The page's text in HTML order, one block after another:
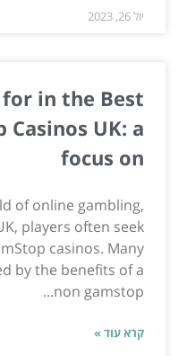
יול 26, 2023
in the Best
Casinos UK: a
focus on
of online gambling,
players often seek
casinos. Many
by the benefits of a
non gamstop...
קרא עוד »